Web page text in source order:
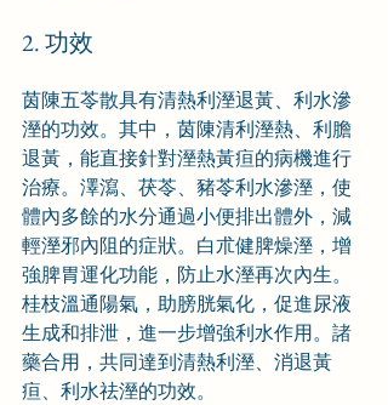
2. 功效
茵陳五苓散具有清熱利溼退黃、利水滲
溼的功效。其中，茵陳清利溼熱、利膽
退黃，能直接針對溼熱黃疸的病機進行
治療。澤瀉、茯苓、豬苓利水滲溼，使
體內多餘的水分通過小便排出體外，減
輕溼邪內阻的症狀。白朮健脾燥溼，增
強脾胃運化功能，防止水溼再次內生。
桂枝溫通陽氣，助膀胱氣化，促進尿液
生成和排泄，進一步增強利水作用。諸
藥合用，共同達到清熱利溼、消退黃
疸、利水祛溼的功效。